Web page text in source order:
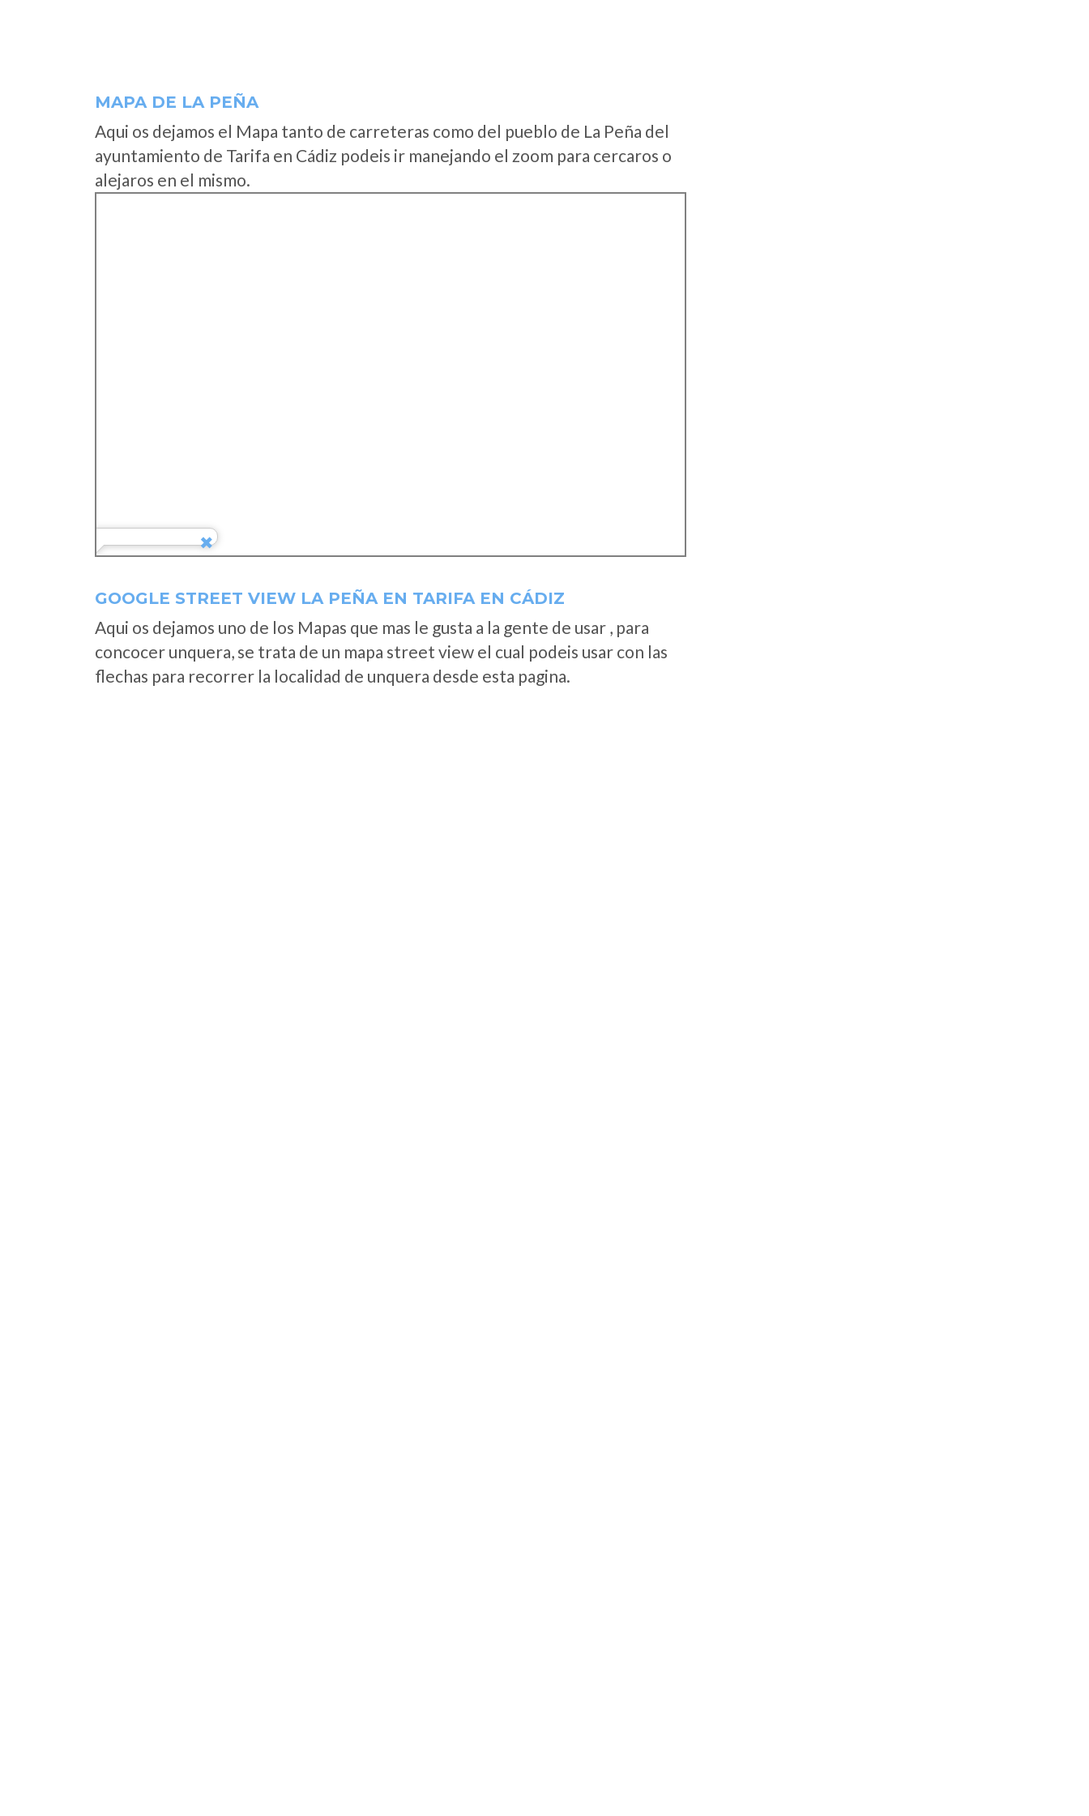
MAPA DE LA PEÑA
Aqui os dejamos el Mapa tanto de carreteras como del pueblo de La Peña del
ayuntamiento de Tarifa en Cádiz podeis ir manejando el zoom para cercaros o
alejaros en el mismo.
GOOGLE STREET VIEW LA PEÑA EN TARIFA EN CÁDIZ
Aqui os dejamos uno de los Mapas que mas le gusta a la gente de usar , para
concocer unquera, se trata de un mapa street view el cual podeis usar con las
flechas para recorrer la localidad de unquera desde esta pagina.